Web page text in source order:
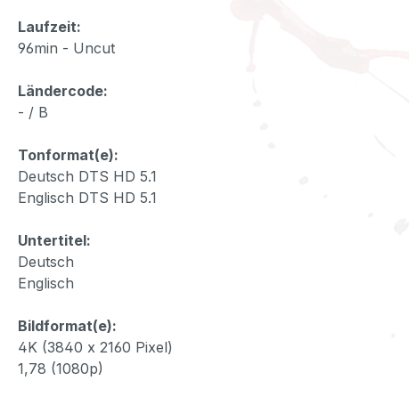
Laufzeit:
96min - Uncut
Ländercode:
- / B
Tonformat(e):
Deutsch DTS HD 5.1
Englisch DTS HD 5.1
Untertitel:
Deutsch
Englisch
Bildformat(e):
4K (3840 x 2160 Pixel)
1,78 (1080p)